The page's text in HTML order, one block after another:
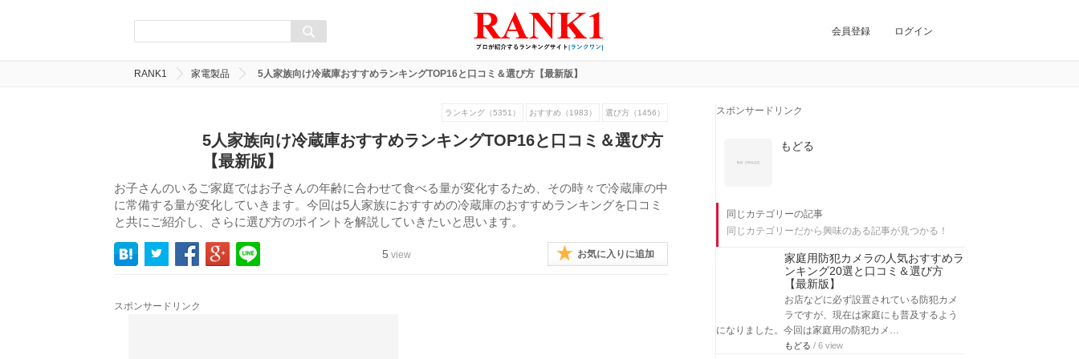
会員登録 ログイン
RANK1 家電製品 5人家族向け冷蔵庫おすすめランキングTOP16と口コミ＆選び方【最新版】
ランキング（5351） おすすめ（1983） 選び方（1456）
5人家族向け冷蔵庫おすすめランキングTOP16と口コミ＆選び方
【最新版】
お子さんのいるご家庭ではお子さんの年齢に合わせて食べる量が変化するため、その時々で冷蔵庫の中
に常備する量が変化していきます。今回は5人家族におすすめの冷蔵庫のおすすめランキングを口コミ
と共にご紹介し、さらに選び方のポイントを解説していきたいと思います。
5 view お気に入りに追加
スポンサードリンク
スポンサードリンク
もどる
同じカテゴリーの記事
同じカテゴリーだから興味のある記事が見つかる！
家庭用防犯カメラの人気おすすめラ
ンキング20選と口コミ＆選び方
【最新版】
お店などに必ず設置されている防犯カメ
ラですが、現在は家庭にも普及するよう
になりました。今回は家庭用の防犯カメ…
もどる / 6 view